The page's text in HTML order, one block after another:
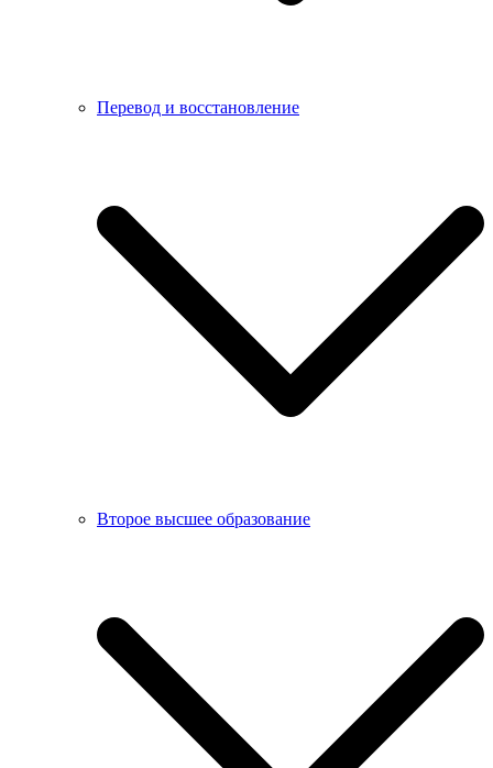
Перевод и восстановление
Второе высшее образование